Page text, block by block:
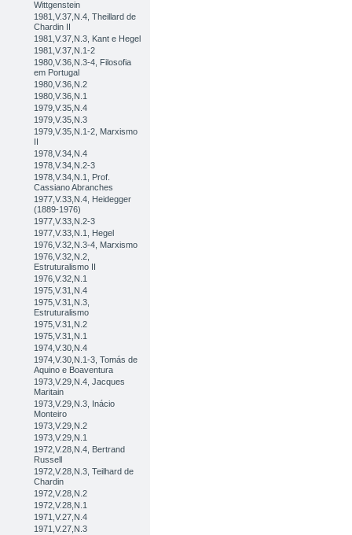
Wittgenstein
1981,V.37,N.4, Theillard de
Chardin II
1981,V.37,N.3, Kant e Hegel
1981,V.37,N.1-2
1980,V.36,N.3-4, Filosofia
em Portugal
1980,V.36,N.2
1980,V.36,N.1
1979,V.35,N.4
1979,V.35,N.3
1979,V.35,N.1-2, Marxismo
II
1978,V.34,N.4
1978,V.34,N.2-3
1978,V.34,N.1, Prof.
Cassiano Abranches
1977,V.33,N.4, Heidegger
(1889-1976)
1977,V.33,N.2-3
1977,V.33,N.1, Hegel
1976,V.32,N.3-4, Marxismo
1976,V.32,N.2,
Estruturalismo II
1976,V.32,N.1
1975,V.31,N.4
1975,V.31,N.3,
Estruturalismo
1975,V.31,N.2
1975,V.31,N.1
1974,V.30,N.4
1974,V.30,N.1-3, Tomás de
Aquino e Boaventura
1973,V.29,N.4, Jacques
Maritain
1973,V.29,N.3, Inácio
Monteiro
1973,V.29,N.2
1973,V.29,N.1
1972,V.28,N.4, Bertrand
Russell
1972,V.28,N.3, Teilhard de
Chardin
1972,V.28,N.2
1972,V.28,N.1
1971,V.27,N.4
1971,V.27,N.3